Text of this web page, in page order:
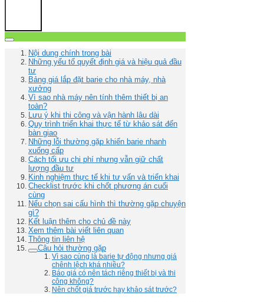
Nội dung chính trong bài
Những yếu tố quyết định giá và hiệu quả đầu
tư
Bảng giá lắp đặt barie cho nhà máy, nhà
xưởng
Vì sao nhà máy nên tính thêm thiết bị an
toàn?
Lưu ý khi thi công và vận hành lâu dài
Quy trình triển khai thực tế từ khảo sát đến
bàn giao
Những lỗi thường gặp khiến barie nhanh
xuống cấp
Cách tối ưu chi phí nhưng vẫn giữ chất
lượng đầu tư
Kinh nghiệm thực tế khi tư vấn và triển khai
Checklist trước khi chốt phương án cuối
cùng
Nếu chọn sai cấu hình thì thường gặp chuyện
gì?
Kết luận thêm cho chủ đề này
Xem thêm bài viết liên quan
Thông tin liên hệ
Câu hỏi thường gặp
Vì sao cùng là barie tự động nhưng giá
chênh lệch khá nhiều?
Báo giá có nên tách riêng thiết bị và thi
công không?
Nên chốt giá trước hay khảo sát trước?